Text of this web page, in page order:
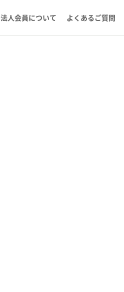
法人会員について よくあるご質問